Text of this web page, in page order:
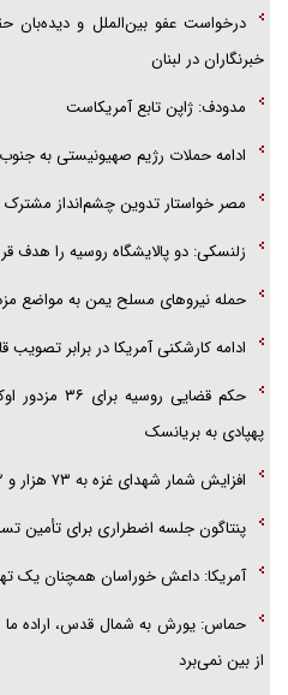
درخواست عفو بین‌الملل و دیده‌بان
خبرنگاران در لبنان
مدودف: ژاپن تابع آمریکاست
ادامه حملات رژیم صهیونیستی به جنوب
مصر خواستار تدوین چشم‌انداز
زلنسکی: دو پالایشگاه روسیه را هدف
حمله نیرو‌های مسلح یمن به مواضع
ادامه کارشکنی آمریکا در برابر
پهپادی به بریانسک
افزایش شمار شهدای غزه به ۷۳ هزار و ۳۸۲ نفر
پنتاگون جلسه اضطراری برای تأمین
آمریکا: داعش خوراسان همچنان یک
حماس: یورش به شمال قدس، اراده ما
از بین نمی‌برد